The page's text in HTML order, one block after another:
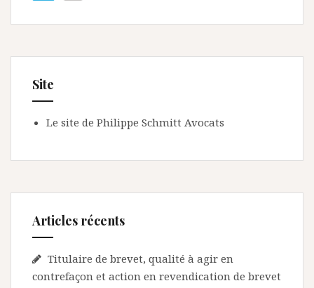
Site
Le site de Philippe Schmitt Avocats
Articles récents
Titulaire de brevet, qualité à agir en
contrefaçon et action en revendication de brevet